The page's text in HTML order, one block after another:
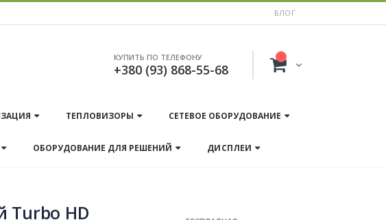
БЛОГ
КУПИТЬ ПО ТЕЛЕФОНУ
+380 (93) 868-55-68
ТЕПЛОВИЗОРЫ СЕТЕВОЕ ОБОРУДОВАНИЕ
ОБОРУДОВАНИЕ ДЛЯ РЕШЕНИЙ ДИСПЛЕИ
Turbo HD